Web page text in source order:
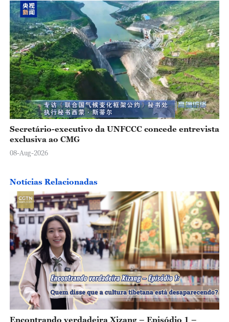
Secretário-executivo da UNFCCC concede entrevista
exclusiva ao CMG
08-Aug-2026
Notícias Relacionadas
Encontrando verdadeira Xizang – Episódio 1 –